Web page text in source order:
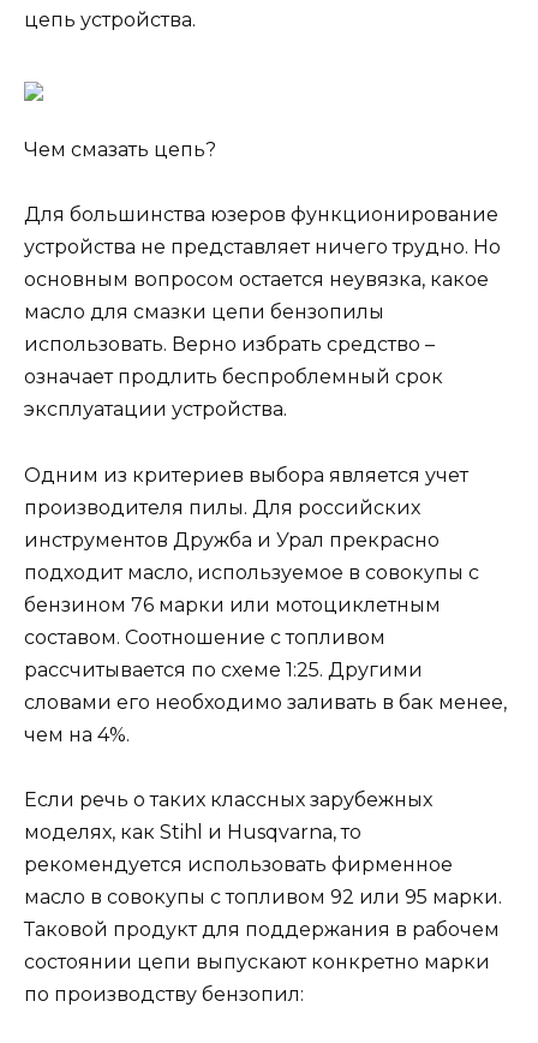
цепь устройства.
Чем смазать цепь?
Для большинства юзеров функционирование
устройства не представляет ничего трудно. Но
основным вопросом остается неувязка, какое
масло для смазки цепи бензопилы
использовать. Верно избрать средство –
означает продлить беспроблемный срок
эксплуатации устройства.
Одним из критериев выбора является учет
производителя пилы. Для российских
инструментов Дружба и Урал прекрасно
подходит масло, используемое в совокупы с
бензином 76 марки или мотоциклетным
составом. Соотношение с топливом
рассчитывается по схеме 1:25. Другими
словами его необходимо заливать в бак менее,
чем на 4%.
Если речь о таких классных зарубежных
моделях, как Stihl и Husqvarna, то
рекомендуется использовать фирменное
масло в совокупы с топливом 92 или 95 марки.
Таковой продукт для поддержания в рабочем
состоянии цепи выпускают конкретно марки
по производству бензопил: